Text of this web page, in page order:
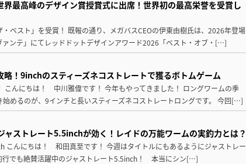
界最高峰のデザイン賞授賞式に出席！世界初の最高栄誉を受賞し
ベスト」を受賞！ 既報の通り、メガバスCEOの伊東由樹氏は、2026年登場
ァンテ」にてレッドドットデザインアワード2026「ベスト・オブ・[…]
略！9inchのスティーズネコストレートで獲るボトムゲーム
こんにちは！ 中川雅偉です！ 今年もやってきました！ ロングワームの季
めるのが、9インチと長いスティーズネコストレートロングです。 今回[…]
ャストレート5.5inchが効く！レイドの万能ワームの実釣力とは？
こんにちは！ 和田真至です！ 今週はタイトルにもあるようにジャストレー
行でも絶賛活躍中のジャストレート5.5inch！ 本当にシン[…]